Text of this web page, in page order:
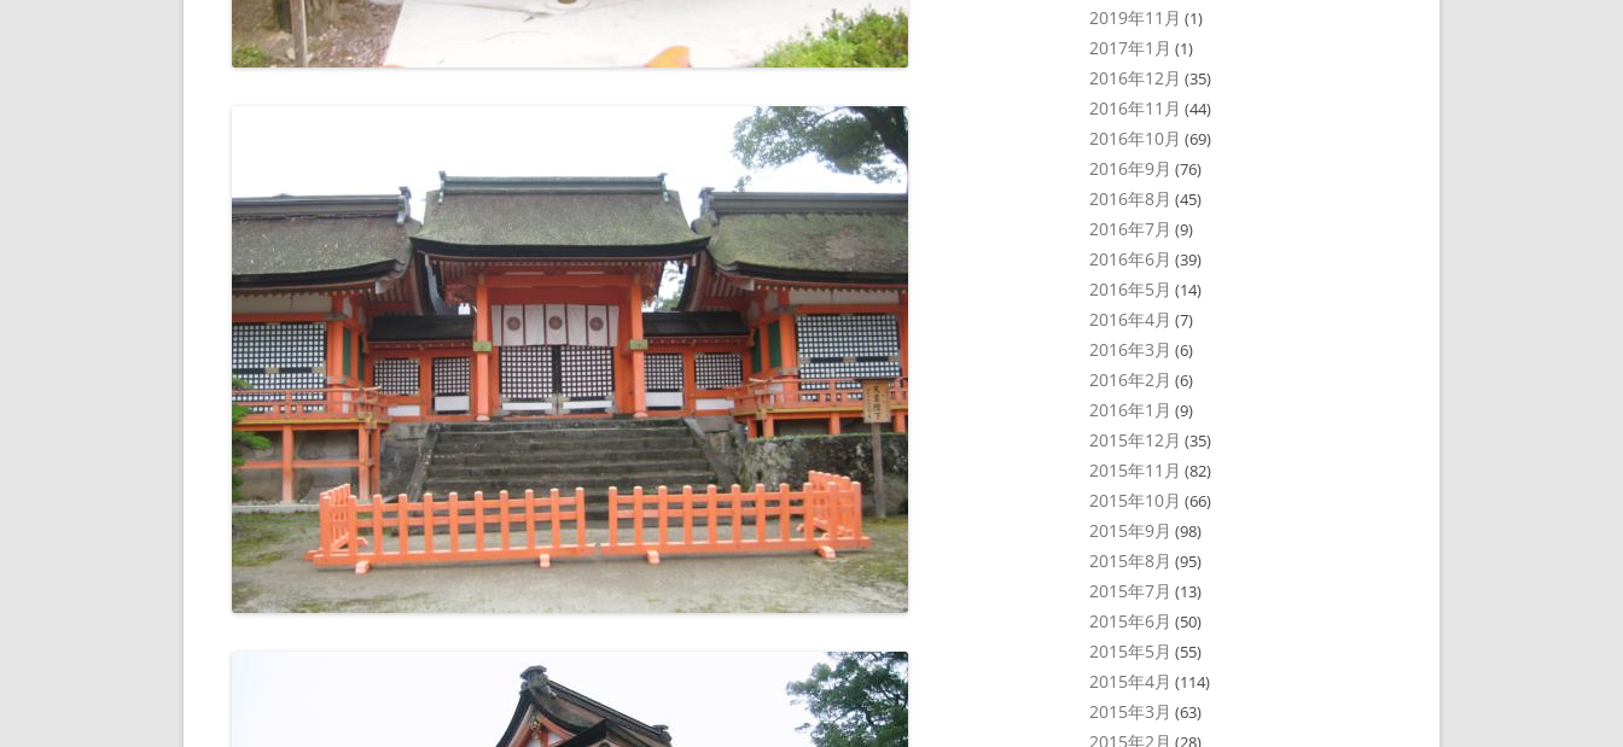
2019年11月 (1)
2017年1月 (1)
2016年12月 (35)
2016年11月 (44)
2016年10月 (69)
2016年9月 (76)
2016年8月 (45)
2016年7月 (9)
2016年6月 (39)
2016年5月 (14)
2016年4月 (7)
2016年3月 (6)
2016年2月 (6)
2016年1月 (9)
2015年12月 (35)
2015年11月 (82)
2015年10月 (66)
2015年9月 (98)
2015年8月 (95)
2015年7月 (13)
2015年6月 (50)
2015年5月 (55)
2015年4月 (114)
2015年3月 (63)
2015年2月 (28)